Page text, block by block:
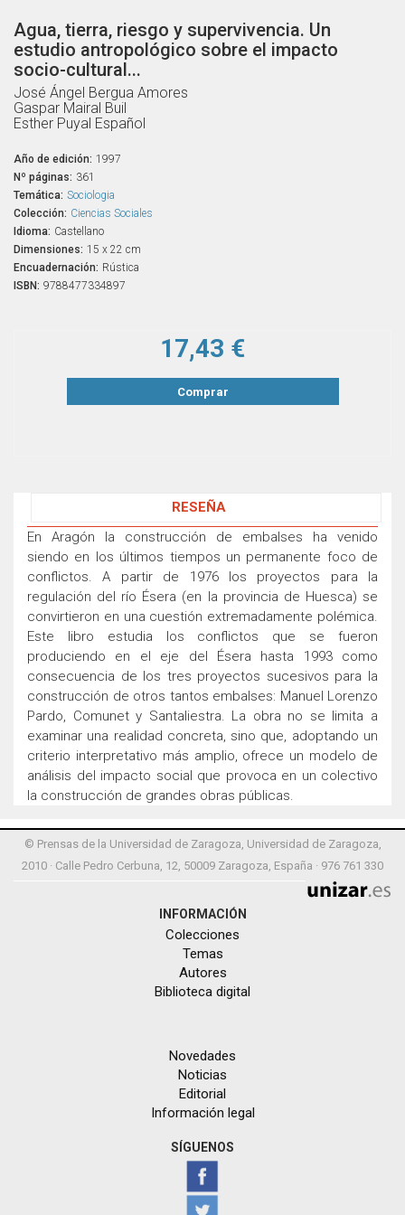
Agua, tierra, riesgo y supervivencia. Un
estudio antropológico sobre el impacto
socio-cultural...
José Ángel Bergua Amores
Gaspar Mairal Buil
Esther Puyal Español
Año de edición: 1997
Nº páginas: 361
Temática: Sociologia
Colección: Ciencias Sociales
Idioma: Castellano
Dimensiones: 15 x 22 cm
Encuadernación: Rústica
ISBN: 9788477334897
17,43 €
Comprar
RESEÑA
En Aragón la construcción de embalses ha venido
siendo en los últimos tiempos un permanente foco de
conflictos. A partir de 1976 los proyectos para la
regulación del río Ésera (en la provincia de Huesca) se
convirtieron en una cuestión extremadamente polémica.
Este libro estudia los conflictos que se fueron
produciendo en el eje del Ésera hasta 1993 como
consecuencia de los tres proyectos sucesivos para la
construcción de otros tantos embalses: Manuel Lorenzo
Pardo, Comunet y Santaliestra. La obra no se limita a
examinar una realidad concreta, sino que, adoptando un
criterio interpretativo más amplio, ofrece un modelo de
análisis del impacto social que provoca en un colectivo
la construcción de grandes obras públicas.
© Prensas de la Universidad de Zaragoza, Universidad de Zaragoza,
2010 · Calle Pedro Cerbuna, 12, 50009 Zaragoza, España · 976 761 330
INFORMACIÓN
Colecciones
Temas
Autores
Biblioteca digital
Novedades
Noticias
Editorial
Información legal
SÍGUENOS